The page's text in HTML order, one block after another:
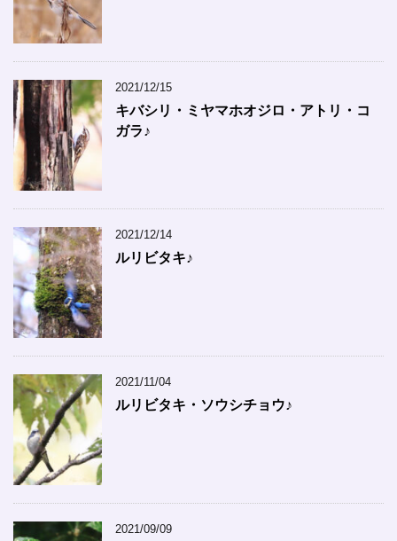
2021/12/15
キバシリ・ミヤマホオジロ・アトリ・コ
ガラ♪
2021/12/14
ルリビタキ♪
2021/11/04
ルリビタキ・ソウシチョウ♪
2021/09/09